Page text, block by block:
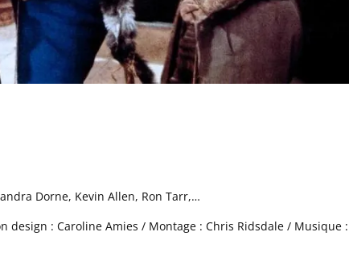
Dorne, Kevin Allen, Ron Tarr,…
design : Caroline Amies / Montage : Chris Ridsdale / Musique :